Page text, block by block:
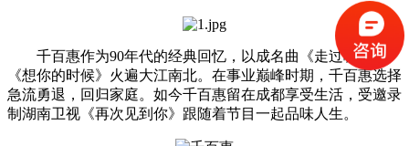
千百惠作为90年代的经典回忆，以成名曲《走过咖啡屋》
《想你的时候》火遍大江南北。在事业巅峰时期，千百惠选择
急流勇退，回归家庭。如今千百惠留在成都享受生活，受邀录
制湖南卫视《再次见到你》跟随着节目一起品味人生。